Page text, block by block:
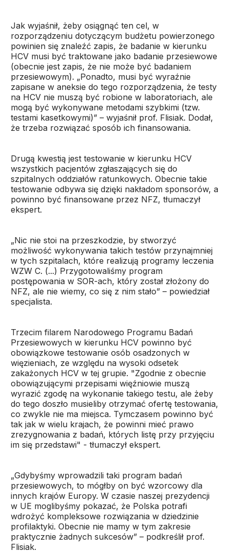
Jak wyjaśnił, żeby osiągnąć ten cel, w
rozporządzeniu dotyczącym budżetu powierzonego
powinien się znaleźć zapis, że badanie w kierunku
HCV musi być traktowane jako badanie przesiewowe
(obecnie jest zapis, że nie może być badaniem
przesiewowym). „Ponadto, musi być wyraźnie
zapisane w aneksie do tego rozporządzenia, że testy
na HCV nie muszą być robione w laboratoriach, ale
mogą być wykonywane metodami szybkimi (tzw.
testami kasetkowymi)” – wyjaśnił prof. Flisiak. Dodał,
że trzeba rozwiązać sposób ich finansowania.
Drugą kwestią jest testowanie w kierunku HCV
wszystkich pacjentów zgłaszających się do
szpitalnych oddziałów ratunkowych. Obecnie takie
testowanie odbywa się dzięki nakładom sponsorów, a
powinno być finansowane przez NFZ, tłumaczył
ekspert.
„Nic nie stoi na przeszkodzie, by stworzyć
możliwość wykonywania takich testów przynajmniej
w tych szpitalach, które realizują programy leczenia
WZW C. (...) Przygotowaliśmy program
postępowania w SOR-ach, który został złożony do
NFZ, ale nie wiemy, co się z nim stało” – powiedział
specjalista.
Trzecim filarem Narodowego Programu Badań
Przesiewowych w kierunku HCV powinno być
obowiązkowe testowanie osób osadzonych w
więzieniach, ze względu na wysoki odsetek
zakażonych HCV w tej grupie. "Zgodnie z obecnie
obowiązującymi przepisami więźniowie muszą
wyrazić zgodę na wykonanie takiego testu, ale żeby
do tego doszło musieliby otrzymać ofertę testowania,
co zwykle nie ma miejsca. Tymczasem powinno być
tak jak w wielu krajach, że powinni mieć prawo
zrezygnowania z badań, których listę przy przyjęciu
im się przedstawi" - tłumaczył ekspert.
„Gdybyśmy wprowadzili taki program badań
przesiewowych, to mógłby on być wzorcowy dla
innych krajów Europy. W czasie naszej prezydencji
w UE moglibyśmy pokazać, że Polska potrafi
wdrożyć kompleksowe rozwiązania w dziedzinie
profilaktyki. Obecnie nie mamy w tym zakresie
praktycznie żadnych sukcesów” – podkreślił prof.
Flisiak.